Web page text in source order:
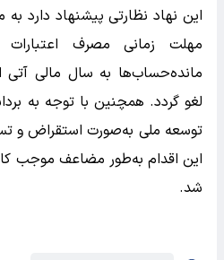
این نهاد نظارتی پیشنهاد دارد به
مهلت زمانی مصرف اعتبارات
مانده‌حساب‌ها به سال مالی
لغو گردد. همچنین با توجه به
توسعه ملی به‌صورت استقراض و
این اقدام به‌طور مضاعف موجب
شد.